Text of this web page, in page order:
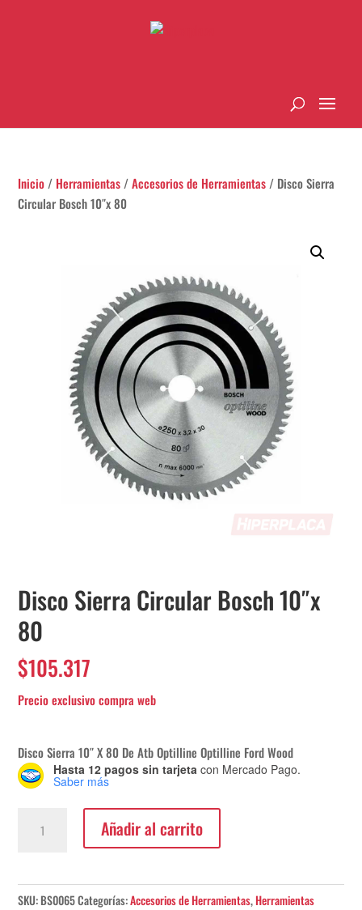
Inicio / Herramientas /Accesorios de Herramientas / Disco Sierra
Circular Bosch 10″x 80
Disco Sierra Circular Bosch 10″x
80
$105.317
Disco Sierra 10″ X 80 De Atb Optilline Optilline Ford Wood
Hasta 12 pagos sin tarjeta con Mercado Pago.
Saber más
Sierra
10"x
Añadir al carrito
SKU:BS0065Categorías:Accesorios de Herramientas,Herramientas